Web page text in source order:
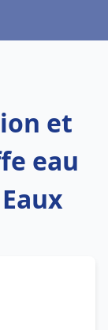
et
eau